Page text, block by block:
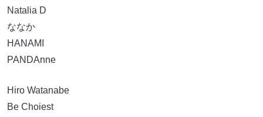
Natalia D
ななか
HANAMI
PANDAnne
Hiro Watanabe
Be Choiest